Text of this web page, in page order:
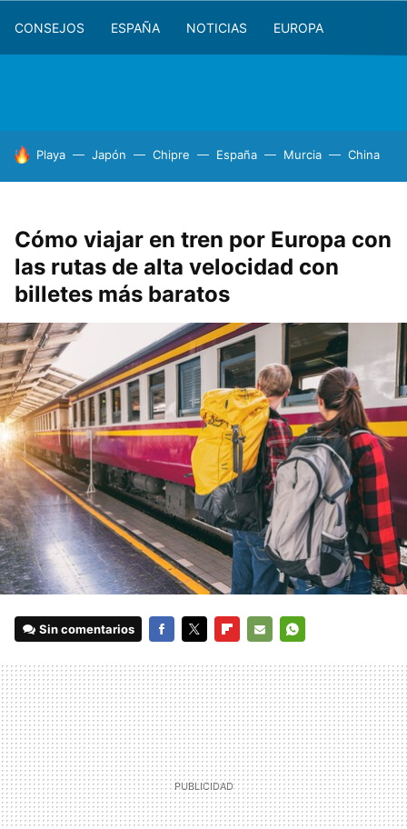
CONSEJOS ESPAÑA NOTICIAS EUROPA
HOY SE HABLA DE
Playa Japón Chipre España Murcia China
Cómo viajar en tren por Europa con
las rutas de alta velocidad con
billetes más baratos
Sin comentarios
MAIL